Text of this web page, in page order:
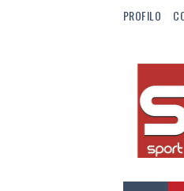
PROFILO